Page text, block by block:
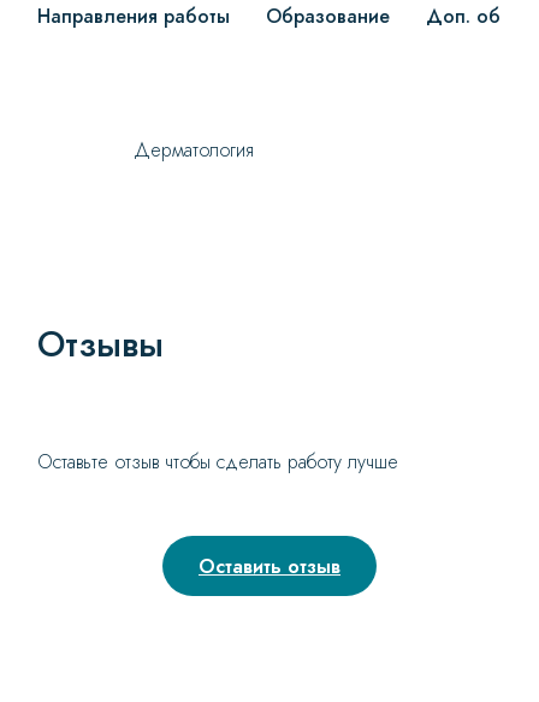
Направления работы Образование Доп.
Дерматология
Отзывы
Оставьте отзыв чтобы сделать работу лучше
Оставить отзыв